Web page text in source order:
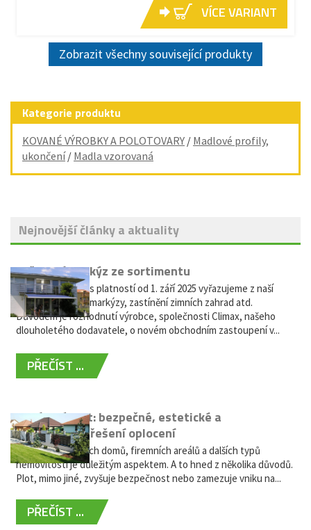
VÍCE VARIANT
Zobrazit všechny související produkty
Kategorie produktu
KOVANÉ VÝROBKY A POLOTOVARY / Madlové profily,
ukončení/ Madla vzorovaná
Nejnovější články a aktuality
Vyřazení markýz ze sortimentu
Vážení zákazníci, s platností od 1. září 2025 vyřazujeme z naší
nabídky výsuvné markýzy, zastínění zimních zahrad atd.
Důvodem je rozhodnutí výrobce, společnosti Climax, našeho
dlouholetého dodavatele, o novém obchodním zastoupení v...
PŘEČÍST ...
Hliníkový plot: bezpečné, estetické a
bezúdržbové řešení oplocení
Oplocení rodinných domů, firemních areálů a dalších typů
nemovitostí je důležitým aspektem. A to hned z několika důvodů.
Plot, mimo jiné, zvyšuje bezpečnost nebo zamezuje vniku na...
PŘEČÍST ...